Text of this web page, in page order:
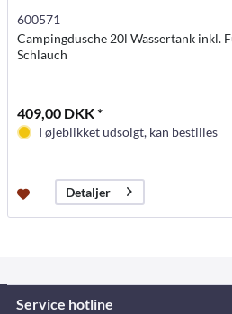
600571
Campingdusche 20l Wassertank inkl.
Schlauch
409,00 DKK *
I øjeblikket udsolgt, kan bestilles
Detaljer
Service hotline